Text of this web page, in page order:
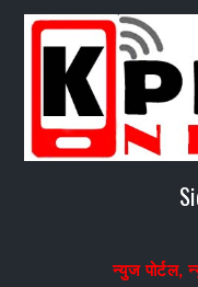
न्युज पोर्टल,